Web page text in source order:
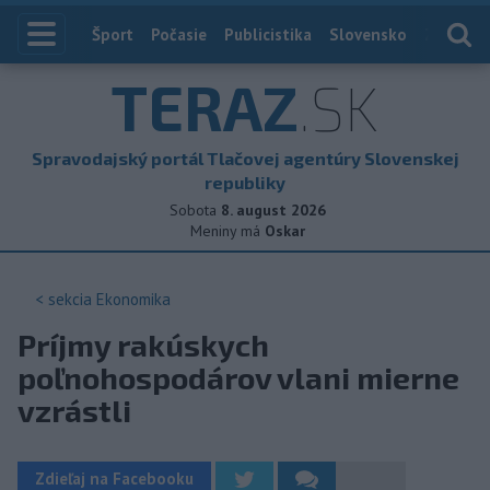
Index
Šport Počasie Publicistika Slovensko
TERAZ.SK
Spravodajský portál Tlačovej agentúry Slovenskej
republiky
Sobota 8. august 2026
Meniny má Oskar
< sekcia Ekonomika
Príjmy rakúskych
poľnohospodárov vlani mierne
vzrástli
Zdieľaj na Facebooku